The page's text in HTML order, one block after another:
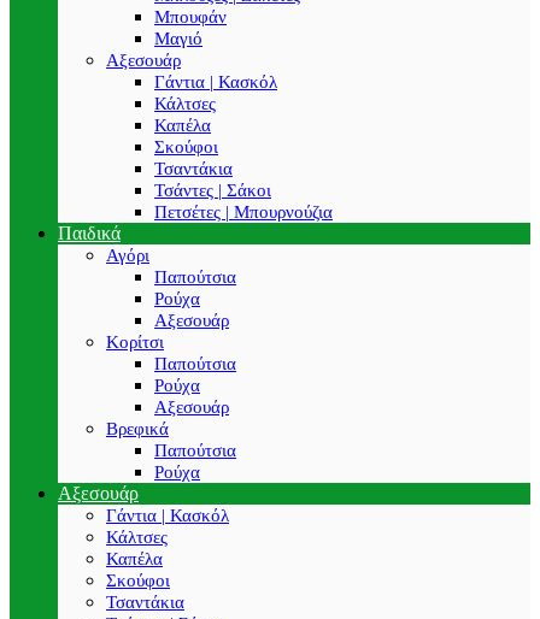
Μπουφάν
Μαγιό
Αξεσουάρ
Γάντια | Κασκόλ
Κάλτσες
Καπέλα
Σκούφοι
Τσαντάκια
Τσάντες | Σάκοι
Πετσέτες | Μπουρνούζια
Παιδικά
Αγόρι
Παπούτσια
Ρούχα
Αξεσουάρ
Κορίτσι
Παπούτσια
Ρούχα
Αξεσουάρ
Βρεφικά
Παπούτσια
Ρούχα
Αξεσουάρ
Γάντια | Κασκόλ
Κάλτσες
Καπέλα
Σκούφοι
Τσαντάκια